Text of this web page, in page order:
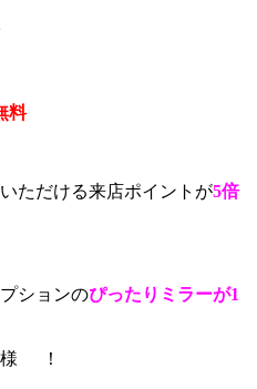
料
ただける来店ポイントが5倍
ションのぴったりミラーが1
！